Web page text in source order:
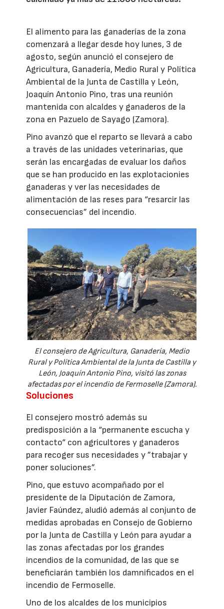
El alimento para las ganaderías de la zona
comenzará a llegar desde hoy lunes, 3 de
agosto, según anunció el consejero de
Agricultura, Ganadería, Medio Rural y Política
Ambiental de la Junta de Castilla y León,
Joaquín Antonio Pino, tras una reunión
mantenida con alcaldes y ganaderos de la
zona en Pazuelo de Sayago (Zamora).
Pino avanzó que el reparto se llevará a cabo
a través de las unidades veterinarias, que
serán las encargadas de evaluar los daños
que se han producido en las explotacionies
ganaderas y ver las necesidades de
alimentación de las reses para “resarcir las
consecuencias” del incendio.
El consejero de Agricultura, Ganadería, Medio
Rural y Política Ambiental de la Junta de Castilla y
León, Joaquín Antonio Pino, visitó las zonas
afectadas por el incendio de Fermoselle (Zamora).
Soluciones
El consejero mostró además su
predisposición a la “permanente escucha y
contacto“ con agricultores y ganaderos
para recoger sus necesidades y ”trabajar y
poner soluciones”.
Pino, que estuvo acompañado por el
presidente de la Diputación de Zamora,
Javier Faúndez, aludió además al conjunto de
medidas aprobadas en Consejo de Gobierno
por la Junta de Castilla y León para ayudar a
las zonas afectadas por los grandes
incendios de la comunidad, de las que se
beneficiarán también los damnificados en el
incendio de Fermoselle.
Uno de los alcaldes de los municipios